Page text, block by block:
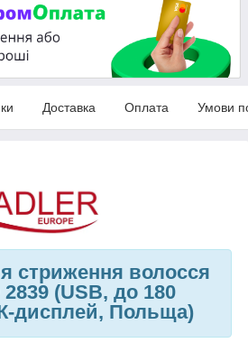
Доставка Оплата Умови
стриження волосся
(USB, до 180
дисплей, Польща)